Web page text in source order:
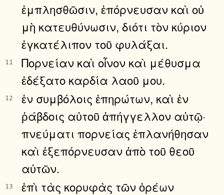
ἐμπλησθῶσιν, ἐπόρνευσαν καὶ οὐ
μὴ κατευθύνωσιν, διότι τὸν κύριον
ἐγκατέλιπον τοῦ φυλάξαι.
11
Πορνείαν καὶ οἶνον καὶ μέθυσμα
ἐδέξατο καρδία λαοῦ μου.
12
ἐν συμβόλοις ἐπηρώτων, καὶ ἐν
ῥάβδοις αὐτοῦ ἀπήγγελλον αὐτῷ·
πνεύματι πορνείας ἐπλανήθησαν
καὶ ἐξεπόρνευσαν ἀπὸ τοῦ θεοῦ
αὐτῶν.
13
ἐπὶ τὰς κορυφὰς τῶν ὀρέων